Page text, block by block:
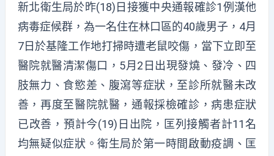
新北衛生局於昨(18)日接獲中央通報確診1例漢他
病毒症候群，為一名住在林口區的40歲男子，4月
7日於基隆工作地打掃時遭老鼠咬傷，當下立即至
醫院就醫清潔傷口，5月2日出現發燒、發冷、四
肢無力、食慾差、腹瀉等症狀，至診所就醫未改
善，再度至醫院就醫，通報採檢確診，病患症狀
已改善，預計今(19)日出院，匡列接觸者計11名
均無疑似症狀。衛生局於第一時間啟動疫調、匡